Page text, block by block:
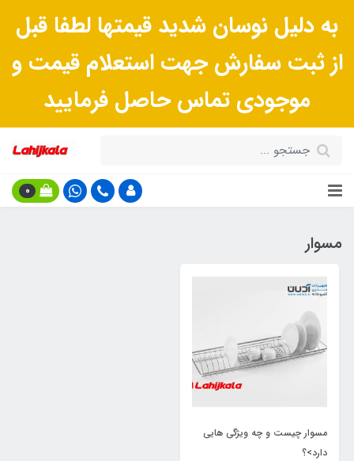
به دلیل نوسان شدید قیمتها لطفا قبل
از ثبت سفارش جهت استعلام قیمت و
موجودی تماس حاصل فرمایید
0
مسوار
مسوار چیست و چه ویژگی هایی
دارد>؟